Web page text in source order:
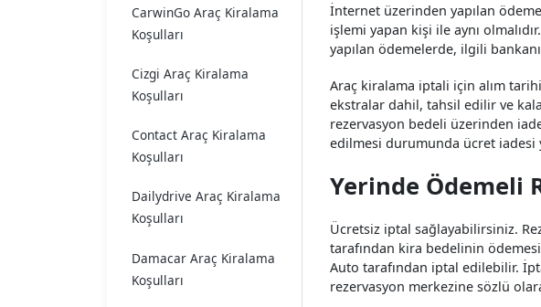
CarwinGo Araç Kiralama
Koşulları
Cizgi Araç Kiralama
Koşulları
Contact Araç Kiralama
Koşulları
Dailydrive Araç Kiralama
Koşulları
Damacar Araç Kiralama
Koşulları
İnternet üzerinden yapılan
işlemi yapan kişi ile aynı
yapılan ödemelerde, ilgili
Araç kiralama iptali için alım
ekstralar dahil, tahsil edilir ve
rezervasyon bedeli üzerinden
edilmesi durumunda ücret iadesi
Yerinde Ödemeli
Ücretsiz iptal sağlayabilirsiniz.
tarafından kira bedelinin
Auto tarafından iptal edilebilir.
rezervasyon merkezine sözlü